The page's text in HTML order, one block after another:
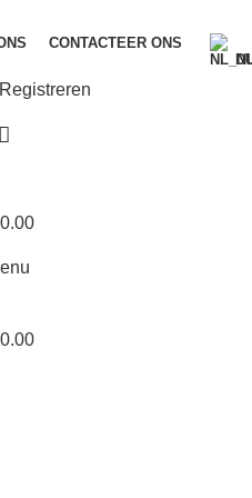
CONTACTEER ONS
0.00
0.00